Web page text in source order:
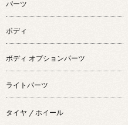
パーツ
ボディ
ボディ オプションパーツ
ライトパーツ
タイヤ / ホイール